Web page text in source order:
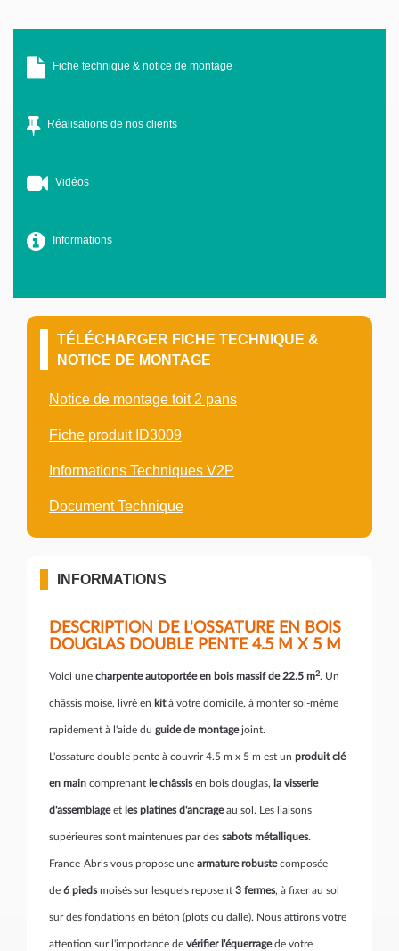
Fiche technique & notice de montage
Réalisations de nos clients
Vidéos
Informations
TÉLÉCHARGER FICHE TECHNIQUE &
NOTICE DE MONTAGE
Notice de montage toit 2 pans
Fiche produit ID3009
Informations Techniques V2P
Document Technique
INFORMATIONS
DESCRIPTION DE L'OSSATURE EN BOIS
DOUGLAS DOUBLE PENTE 4.5 M X 5 M
Voici une charpente autoportée en bois massif de 22.5 m2. Un
châssis moisé, livré en kità votre domicile, à monter soi-même
rapidement à l'aide du guide de montagejoint.
L'ossature double pente à couvrir 4.5 m x 5 m est un produit clé
en main comprenant le châssisen bois douglas, la visserie
d'assemblageet les platines d'ancrageau sol. Les liaisons
supérieures sont maintenues par des sabots métalliques.
France-Abris vous propose une armature robustecomposée
de 6 piedsmoisés sur lesquels reposent 3 fermes, à fixer au sol
sur des fondations en béton (plots ou dalle). Nous attirons votre
attention sur l'importance de vérifier l'équerragede votre